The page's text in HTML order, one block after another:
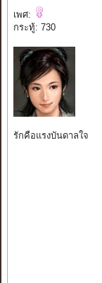
เพศ:
กระทู้: 730
รักคือแรงบันดาลใจ